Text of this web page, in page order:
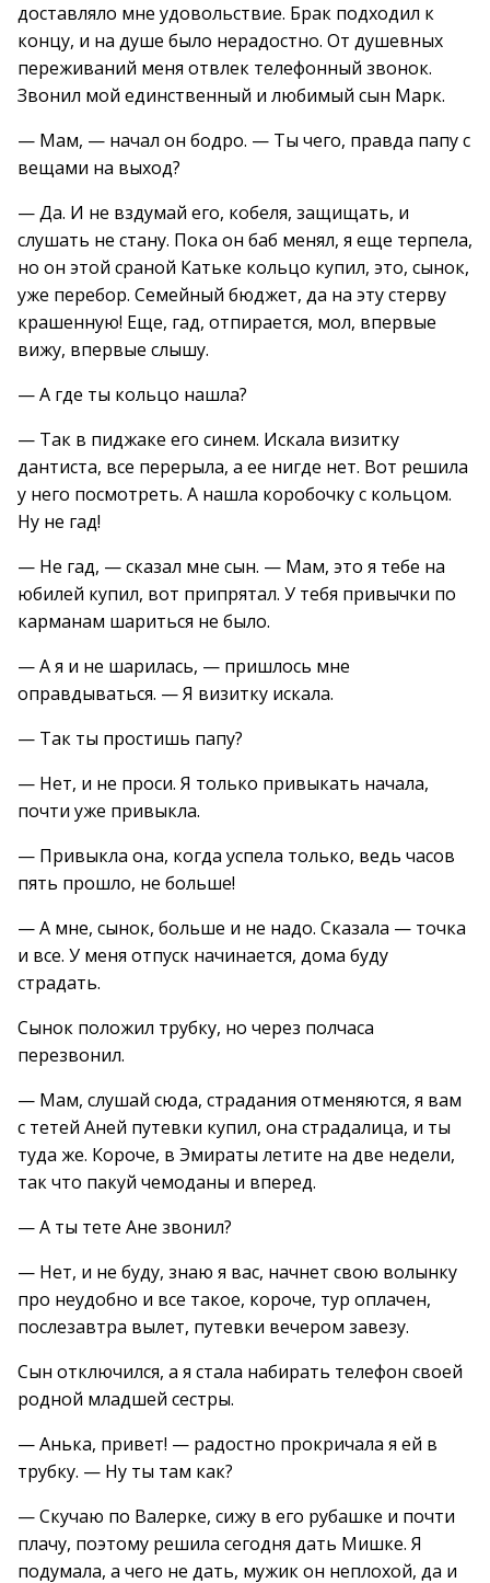
доставляло мне удовольствие. Брак подходил к
концу, и на душе было нерадостно. От душевных
переживаний меня отвлек телефонный звонок.
Звонил мой единственный и любимый сын Марк.
— Мам, — начал он бодро. — Ты чего, правда папу с
вещами на выход?
— Да. И не вздумай его, кобеля, защищать, и
слушать не стану. Пока он баб менял, я еще терпела,
но он этой сраной Катьке кольцо купил, это, сынок,
уже перебор. Семейный бюджет, да на эту стерву
крашенную! Еще, гад, отпирается, мол, впервые
вижу, впервые слышу.
— А где ты кольцо нашла?
— Так в пиджаке его синем. Искала визитку
дантиста, все перерыла, а ее нигде нет. Вот решила
у него посмотреть. А нашла коробочку с кольцом.
Ну не гад!
— Не гад, — сказал мне сын. — Мам, это я тебе на
юбилей купил, вот припрятал. У тебя привычки по
карманам шариться не было.
— А я и не шарилась, — пришлось мне
оправдываться. — Я визитку искала.
— Так ты простишь папу?
— Нет, и не проси. Я только привыкать начала,
почти уже привыкла.
— Привыкла она, когда успела только, ведь часов
пять прошло, не больше!
— А мне, сынок, больше и не надо. Сказала — точка
и все. У меня отпуск начинается, дома буду
страдать.
Сынок положил трубку, но через полчаса
перезвонил.
— Мам, слушай сюда, страдания отменяются, я вам
с тетей Аней путевки купил, она страдалица, и ты
туда же. Короче, в Эмираты летите на две недели,
так что пакуй чемоданы и вперед.
— А ты тете Ане звонил?
— Нет, и не буду, знаю я вас, начнет свою волынку
про неудобно и все такое, короче, тур оплачен,
послезавтра вылет, путевки вечером завезу.
Сын отключился, а я стала набирать телефон своей
родной младшей сестры.
— Анька, привет! — радостно прокричала я ей в
трубку. — Ну ты там как?
— Скучаю по Валерке, сижу в его рубашке и почти
плачу, поэтому решила сегодня дать Мишке. Я
подумала, а чего не дать, мужик он неплохой, да и